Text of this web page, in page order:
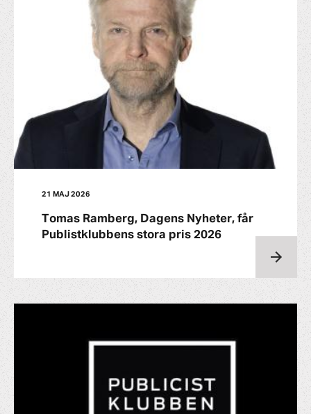
21 MAJ 2026
Tomas Ramberg, Dagens Nyheter, får
Publistklubbens stora pris 2026